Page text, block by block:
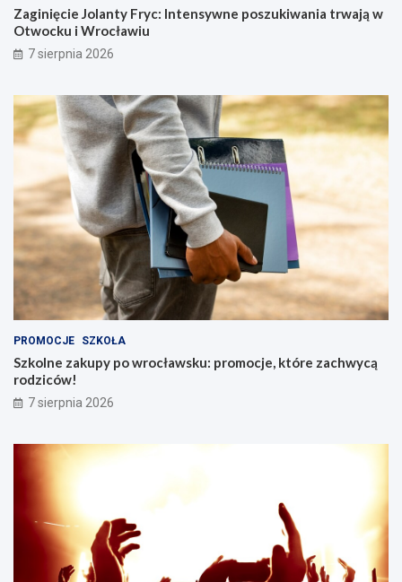
Zaginięcie Jolanty Fryc: Intensywne poszukiwania trwają w
Otwocku i Wrocławiu
7 sierpnia 2026
PROMOCJE SZKOŁA
Szkolne zakupy po wrocławsku: promocje, które zachwycą
rodziców!
7 sierpnia 2026